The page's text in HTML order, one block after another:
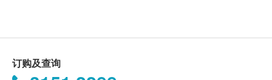
白蛋白
孕妇或接受抗凝血剂药物之人士进行验身前应咨询
报告跟进： 报告将以电子方式发送。客户收到电
子报告后，我们会安排医护人员致电进行专业讲
订购及查询